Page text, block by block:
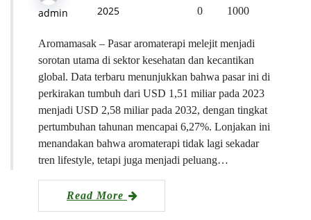
admin
2025
0 1000
Aromamasak – Pasar aromaterapi melejit menjadi
sorotan utama di sektor kesehatan dan kecantikan
global. Data terbaru menunjukkan bahwa pasar ini di
perkirakan tumbuh dari USD 1,51 miliar pada 2023
menjadi USD 2,58 miliar pada 2032, dengan tingkat
pertumbuhan tahunan mencapai 6,27%. Lonjakan ini
menandakan bahwa aromaterapi tidak lagi sekadar
tren lifestyle, tetapi juga menjadi peluang…
Read More